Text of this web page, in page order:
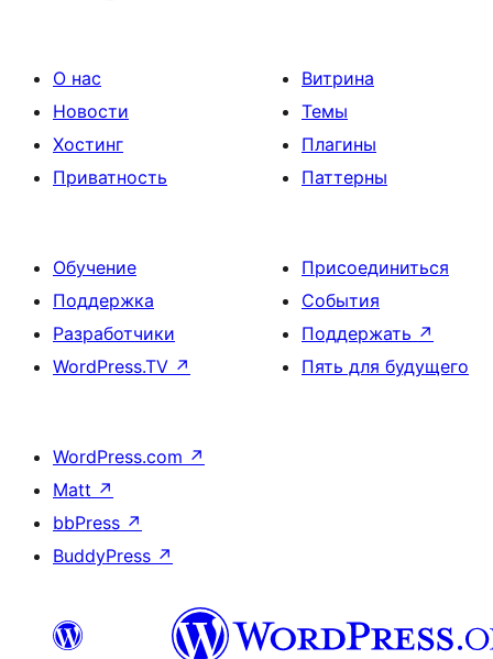
О нас
Новости
Хостинг
Приватность
Витрина
Темы
Плагины
Паттерны
Обучение
Поддержка
Разработчики
WordPress.TV ↗
Присоединиться
События
Поддержать ↗
Пять для будущего
WordPress.com ↗
Matt ↗
bbPress ↗
BuddyPress ↗